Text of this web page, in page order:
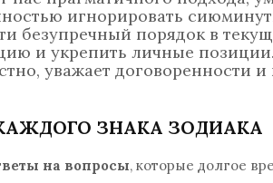
игнорировать
безупречный порядок в
и укрепить личные
уважает договоренности и
ЗНАКА ЗОДИАКА
на вопросы, которые долгое